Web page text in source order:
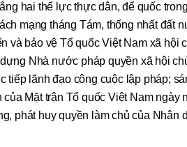
hai thế lực thực dân, đế quốc
mạng tháng Tám, thống nhất đất
và bảo vệ Tổ quốc Việt Nam xã hội
Nhà nước pháp quyền xã hội
tiếp lãnh đạo công cuộc lập pháp;
Mặt trận Tổ quốc Việt Nam ngày
phát huy quyền làm chủ của Nhân